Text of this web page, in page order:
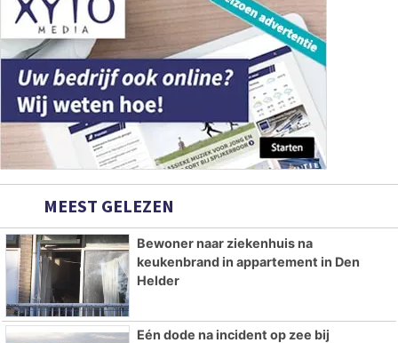
MEEST GELEZEN
Bewoner naar ziekenhuis na
keukenbrand in appartement in Den
Helder
Eén dode na incident op zee bij